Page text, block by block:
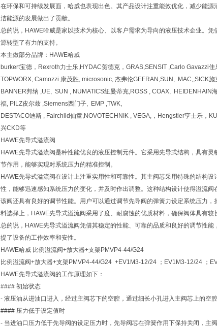
在环保和可持续发展面，哈威也表现出色。其产品设计注重能效优化，减少能
洁能源的发展做出了贡献。
总的说，HAWE哈威是家以技术为核心、以客户需求为导向的液压技术企业。
源转型了有力的支持。
本主做部分品牌：HAWE哈威
burkert宝德，Rexroth力士乐,HYDAC贺德克，GRAS,SENSIT ,Carlo Gavazzi
TOPWORX, Camozzi 康茂胜, microsonic, 杰弗伦GEFRAN,SUN, MAC,,SICK
BANNER邦纳 ,UE, SUN , NUMATICS纽曼蒂克,ROSS , COAX, HEIDENHAIN
福, PILZ皮尔兹 ,Siemens西门子, EMP ,TWK,
DESTACO迪斯 , Fairchild仙童,NOVOTECHNIK , VEGA,，Hengstler亨士乐，
兴CKD等
HAWE先导式溢流阀
HAWE先导式溢流阀是种性能优良的液压控制元件。它采用先导式结构，具有
节作用，能够实现对系统压力的精准控制。
HAWE先导式溢流阀在设计上注重实用性和可靠性。其主阀芯采用特殊的结构
性，能够迅速感知系统压力的变化，并及时作出调整。这种结构设计使得溢流阀
该阀还具有良好的调节性能。用户可以通过调节先导阀的弹簧力设定系统压力
料选择上，HAWE先导式溢流阀采用了度、耐腐蚀的优质材料，确保阀体具有较
总的说，HAWE先导式溢流阀凭借其稳定的性能、可靠的品质和良好的调节性
提了设备的工作效率和安性。
HAWE哈威 比例溢流阀+放大器+支架PMVP4-44/G24
比例溢流阀+放大器+支架PMVP4-44/G24 +EV1M3-12/24 ；EV1M3-12/24 ；
HAWE先导式溢流阀的工作原理如下：
#### 初始状态
- 液压油从进油口进入，经过主阀芯下的空腔，通过细长小孔进入主阀芯上的空腔
#### 压力低于设定值时
- 当进油口压力低于先导阀的设定压力时，先导阀芯在弹簧作用下保持关闭，主